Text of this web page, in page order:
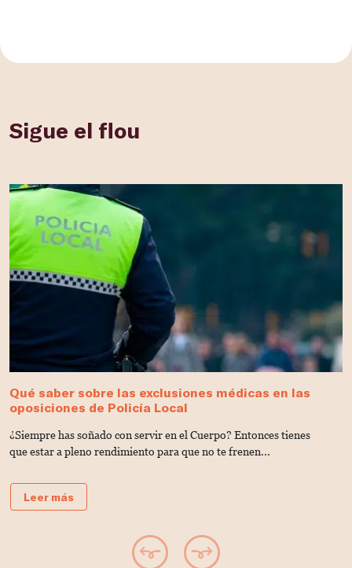
Sigue el flou
Qué saber sobre las exclusiones médicas en las
oposiciones de Policía Local
¿Siempre has soñado con servir en el Cuerpo? Entonces tienes
que estar a pleno rendimiento para que no te frenen...
Leer más